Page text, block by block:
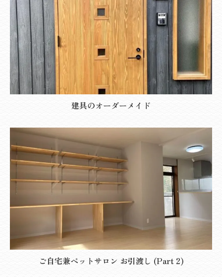
建具のオーダーメイド
ご自宅兼ペットサロン お引渡し (Part 2)